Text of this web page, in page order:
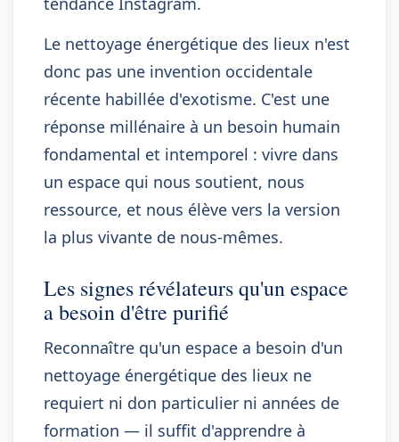
Le nettoyage énergétique des lieux n'est
donc pas une invention occidentale
récente habillée d'exotisme. C'est une
réponse millénaire à un besoin humain
fondamental et intemporel : vivre dans
un espace qui nous soutient, nous
ressource, et nous élève vers la version
la plus vivante de nous-mêmes.
Les signes révélateurs qu'un espace
a besoin d'être purifié
Reconnaître qu'un espace a besoin d'un
nettoyage énergétique des lieux ne
requiert ni don particulier ni années de
formation — il suffit d'apprendre à